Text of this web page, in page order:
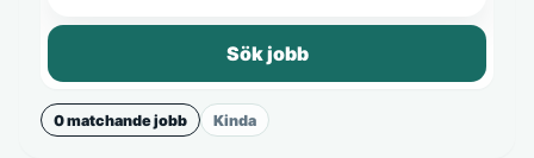
Sök jobb
0 matchande jobb Kinda